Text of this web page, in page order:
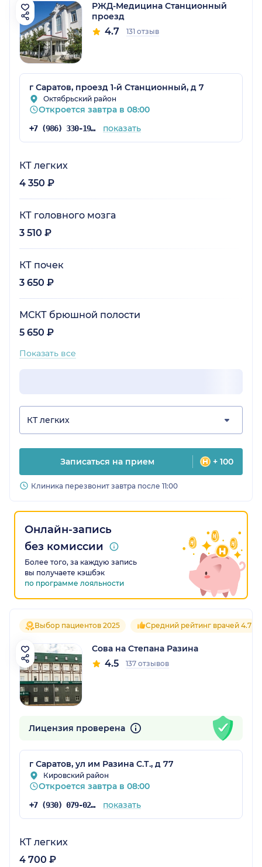
РЖД-Медицина Станционный
проезд
4.7 131 отзыв
г Саратов, проезд 1-й Станционный, д 7
Октябрьский район
Откроется завтра в 08:00
+7 (986) 330-19-24 показать
КТ легких
4 350 ₽
КТ головного мозга
3 510 ₽
КТ почек
3 650 ₽
МСКТ брюшной полости
5 650 ₽
Показать все
КТ легких
Записаться на прием + 100
Клиника перезвонит завтра после 11:00
Онлайн-запись
без комиссии
Более того, за каждую запись
вы получаете кэшбэк
по программе лояльности
Выбор пациентов 2025 Средний рейтинг врачей 4.7
Сова на Степана Разина
4.5 137 отзывов
Лицензия проверена
г Саратов, ул им Разина С.Т., д 77
Кировский район
Откроется завтра в 08:00
+7 (930) 079-02-93 показать
КТ легких
4 700 ₽